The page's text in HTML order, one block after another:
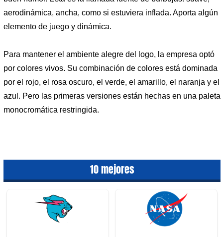
aerodinámica, ancha, como si estuviera inflada. Aporta algún
elemento de juego y dinámica.
Para mantener el ambiente alegre del logo, la empresa optó
por colores vivos. Su combinación de colores está dominada
por el rojo, el rosa oscuro, el verde, el amarillo, el naranja y el
azul. Pero las primeras versiones están hechas en una paleta
monocromática restringida.
10 mejores